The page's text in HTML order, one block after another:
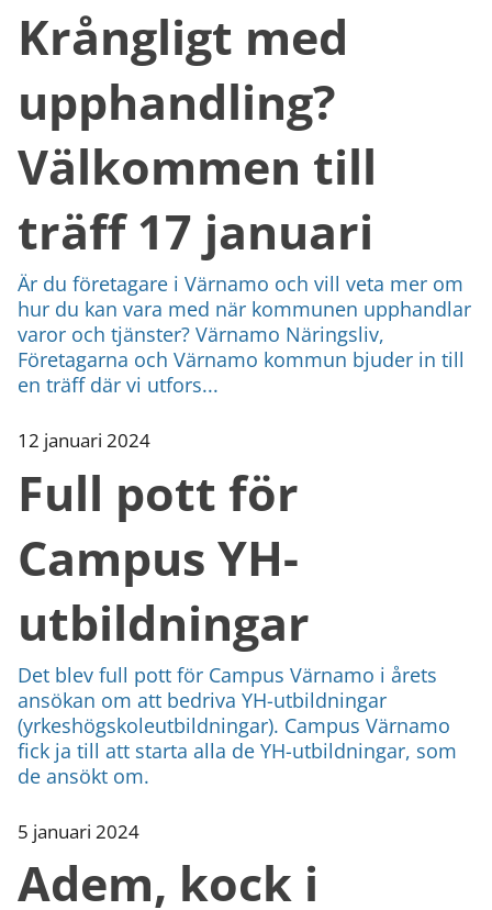
Krångligt med
upphandling?
Välkommen till
träff 17 januari
Är du företagare i Värnamo och vill veta mer om
hur du kan vara med när kommunen upphandlar
varor och tjänster? Värnamo Näringsliv,
Företagarna och Värnamo kommun bjuder in till
en träff där vi utfors...
12 januari 2024
Full pott för
Campus YH-
utbildningar
Det blev full pott för Campus Värnamo i årets
ansökan om att bedriva YH-utbildningar
(yrkeshögskoleutbildningar). Campus Värnamo
fick ja till att starta alla de YH-utbildningar, som
de ansökt om.
5 januari 2024
Adem, kock i